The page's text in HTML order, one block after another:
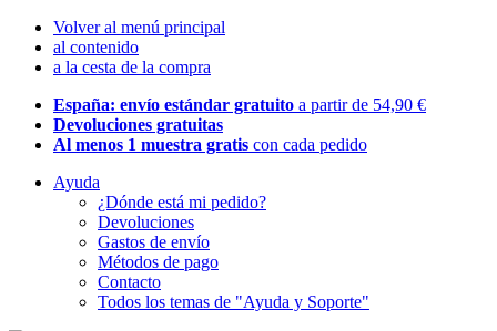
Volver al menú principal
al contenido
a la cesta de la compra
España: envío estándar gratuito a partir de 54,90 €
Devoluciones gratuitas
Al menos 1 muestra gratis con cada pedido
Ayuda
¿Dónde está mi pedido?
Devoluciones
Gastos de envío
Métodos de pago
Contacto
Todos los temas de "Ayuda y Soporte"